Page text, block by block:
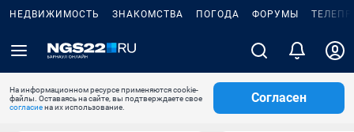
НЕДВИЖИМОСТЬ ЗНАКОМСТВА ПОГОДА ФОРУМЫ
На информационном ресурсе применяются cookie-
файлы. Оставаясь на сайте, вы подтверждаете свое
согласиена их использование.
Согласен